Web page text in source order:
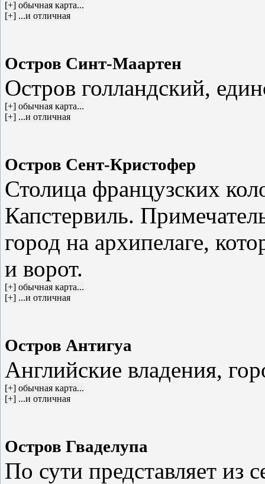
Остров Синт-Маартен
Остров голландский,
Остров Сент-Кристофер
Столица французских
Капстервиль.
город на архипелаге,
и ворот.
Остров Антигуа
Английские владения,
Остров Гваделупа
По сути представляет из